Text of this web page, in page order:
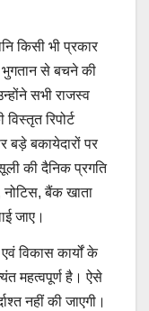
किसी भी प्रकार
भुगतान से बचने की
सभी राजस्व
रिपोर्ट
बड़े बकायेदारों पर
की दैनिक प्रगति
नोटिस, बैंक खाता
जाए।
विकास कार्यों के
महत्वपूर्ण है। ऐसे
नहीं की जाएगी।